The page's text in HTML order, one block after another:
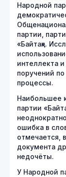
Народной
партии,
«Байтақ».
интеллекта
поручений
процессы.
Наибольшее
партии
ошибка в
отмечается,
документа
недочёты.
У Народной